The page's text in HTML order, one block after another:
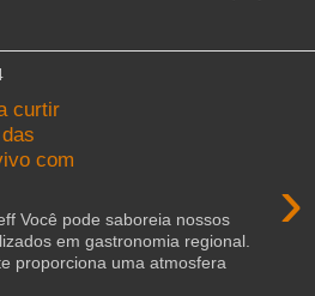
curtir
com
›
Você pode saboreia nossos
em gastronomia regional.
proporciona uma atmosfera